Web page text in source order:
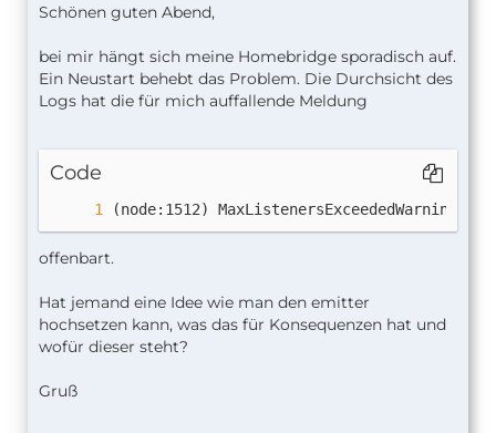
Schönen guten Abend,
bei mir hängt sich meine Homebridge sporadisch auf.
Ein Neustart behebt das Problem. Die Durchsicht des
Logs hat die für mich auffallende Meldung
Code
(node:1512)
offenbart.
Hat jemand eine Idee wie man den emitter
hochsetzen kann, was das für Konsequenzen hat und
wofür dieser steht?
Gruß